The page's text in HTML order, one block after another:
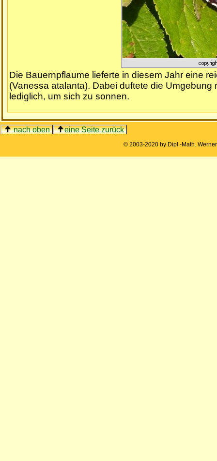
Die Bauernpflaume lieferte in diesem Jahr eine
(Vanessa atalanta). Dabei duftete die
lediglich, um sich zu sonnen.
nach oben eine Seite zurück
© 2003-2020 by Dipl.-Math.